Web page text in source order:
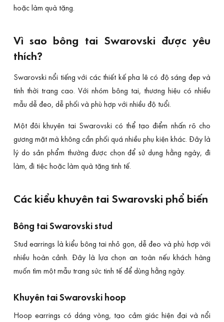
hoặc làm quà tặng.
Vì sao bông tai Swarovski được yêu
thích?
Swarovski nổi tiếng với các thiết kế pha lê có độ sáng đẹp và
tính thời trang cao. Với nhóm bông tai, thương hiệu có nhiều
mẫu dễ đeo, dễ phối và phù hợp với nhiều độ tuổi.
Một đôi khuyên tai Swarovski có thể tạo điểm nhấn rõ cho
gương mặt mà không cần phối quá nhiều phụ kiện khác. Đây là
lý do sản phẩm thường được chọn để sử dụng hằng ngày, đi
làm, đi tiệc hoặc làm quà tặng tinh tế.
Các kiểu khuyên tai Swarovski phổ biến
Bông tai Swarovski stud
Stud earrings là kiểu bông tai nhỏ gọn, dễ đeo và phù hợp với
nhiều hoàn cảnh. Đây là lựa chọn an toàn nếu khách hàng
muốn tìm một mẫu trang sức tinh tế để dùng hằng ngày.
Khuyên tai Swarovski hoop
Hoop earrings có dáng vòng, tạo cảm giác hiện đại và nổi